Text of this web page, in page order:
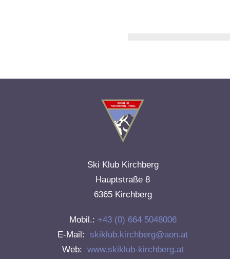
Ski Klub Kirchberg
Hauptstraße 8
6365 Kirchberg
Mobil.: +43 (0) 664 5048006
E-Mail:
skiklub.kirchberg@aon.at
Web: www.skiklub-kirchberg.at